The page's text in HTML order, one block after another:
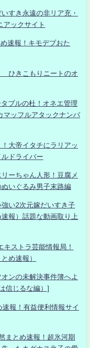
すき永遠の非リア充・
アックサイト
速報！キモデブおた
ひきこもりニートのオ
ブルの杜！オネエ管理
マッフルアタックナンバ
大帝イタチにラリアッ
ドライバー
ーちゃん人形！豆腐メ
いぐるみ男子末路編
い2次元嫁だいすき子
報）話題な動画取り上
ストラ芸能情報局！
め速報）
ンの未解決事件簿へよ
信じるな編）]
報！有益便利情報サイ
まとめ速報！超氷河期